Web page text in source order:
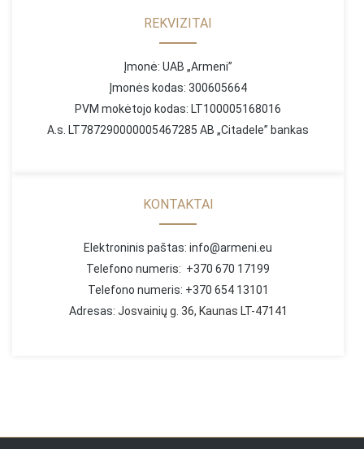
REKVIZITAI
Įmonė: UAB „Armeni”
Įmonės kodas: 300605664
PVM mokėtojo kodas: LT100005168016
A.s. LT787290000005467285 AB „Citadele” bankas
KONTAKTAI
Elektroninis paštas: info@armeni.eu
Telefono numeris: +370 670 17199
Telefono numeris: +370 654 13101
Adresas: Josvainių g. 36, Kaunas LT-47141